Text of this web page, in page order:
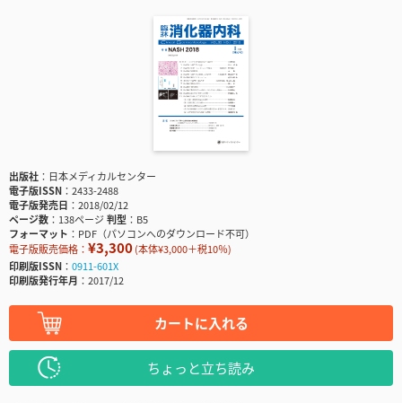
出版社
日本メディカルセンター
電子版ISSN
2433-2488
電子版発売日
2018/02/12
ページ数
138ページ判型
B5
フォーマット
PDF（パソコンへのダウンロード不可）
電子版販売価格： ¥3,300(本体¥3,000＋税10％)
印刷版ISSN
0911-601X
印刷版発行年月
2017/12
カートに入れる
ちょっと立ち読み